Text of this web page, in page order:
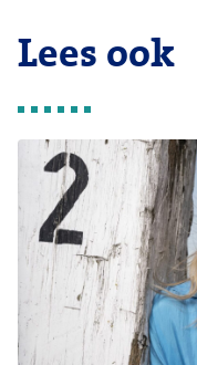
Lees ook